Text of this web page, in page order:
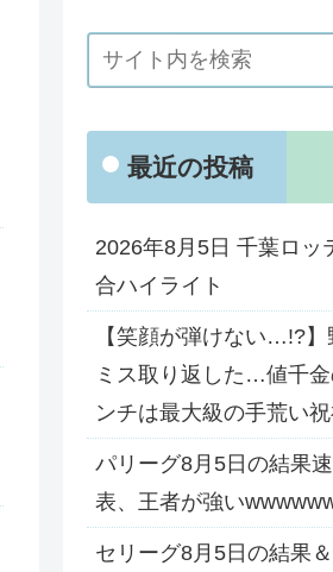
最近の投稿
2026年8月5日 千葉ロッ
合ハイライト
【笑顔が弾けない…!?
ミス取り返した…値千
ンチは最大級の手荒い祝
パリーグ8月5日の結果
表、王者が強い
セリーグ8月5日の結果＆